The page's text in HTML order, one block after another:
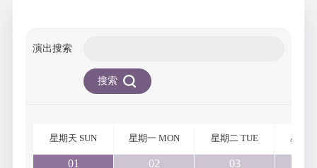
演出搜索
搜索
星期天 SUN 星期一 MON 星期二 TUE 星期
01 02 03